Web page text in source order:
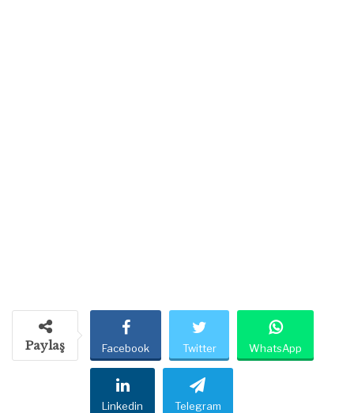
Paylaş Facebook Twitter WhatsApp
Linkedin Telegram